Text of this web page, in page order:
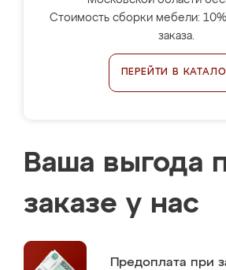
Стоимость сборки мебели:
заказа.
ПЕРЕЙТИ В
Ваша выгода
заказе у нас
Предоплата при